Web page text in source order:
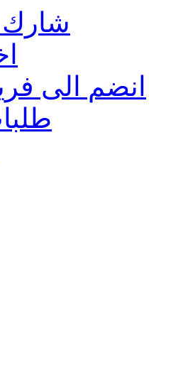
شارك
انضم الى